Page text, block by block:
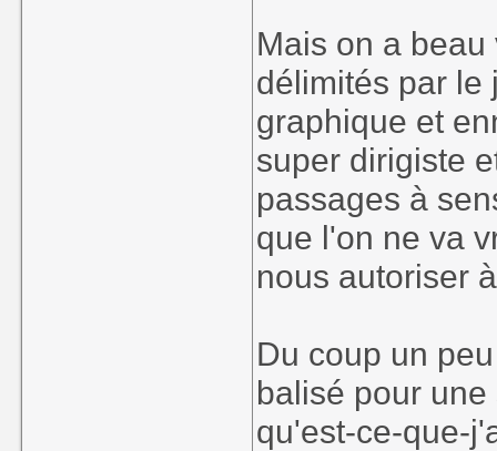
Mais on a
délimités par le
graphique et
super dirigiste
passages à
que l'on ne va
nous autoriser
Du coup un
balisé pour
qu'est-ce-que-